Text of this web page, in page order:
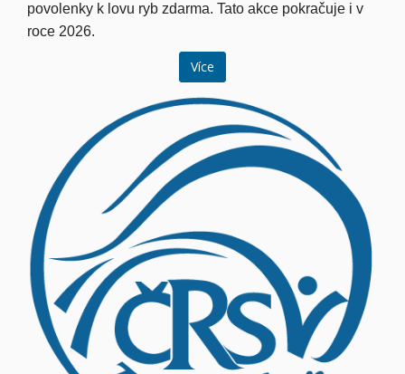
povolenky k lovu ryb zdarma. Tato akce pokračuje i v
roce 2026.
Více